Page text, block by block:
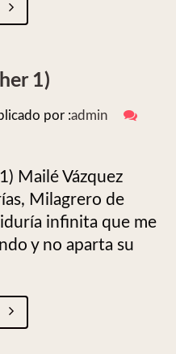
1)
por :admin
Mailé Vázquez
Milagrero de
infinita que me
y no aparta su